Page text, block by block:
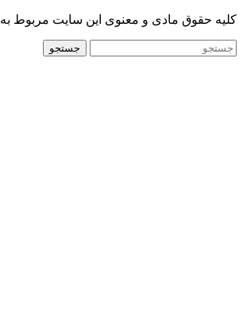
کلیه حقوق مادی و معنوی این سایت مربوط به
جستجو